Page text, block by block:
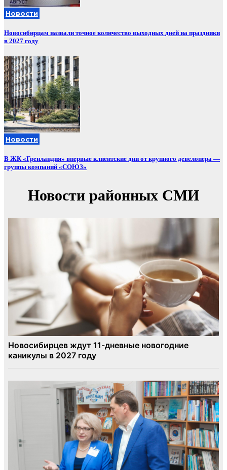
Новости
Новосибирцам назвали точное количество выходных дней на праздники
в 2027 году
Новости
В ЖК «Гренландия» впервые клиентские дни от крупного девелопера —
группы компаний «СОЮЗ»